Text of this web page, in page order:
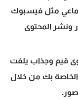
مثل فيسبوك
ونشر المحتوى
قيم وجذاب يلفت
الخاصة بك من خلال